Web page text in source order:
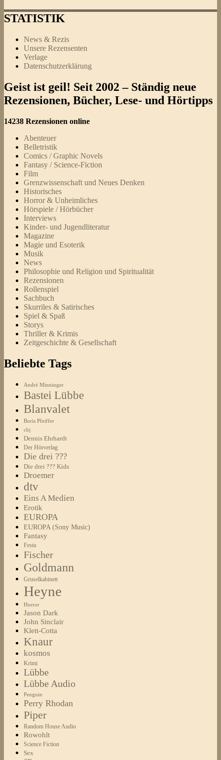
STATISTIK
News & Rezis
Unsere Rezensenten
Verlage
Datenschutzerklärung
Geist ist geil! Seit 2002 – Ständig neue
Rezensionen, Bücher, Lese- und Hörtipps
14238 Rezensionen online
Abenteuer
Belletristik
Comics / Graphic Novels
Fantasy / Science-Fiction
Film
Grenzwissenschaft und Neues Denken
Historisches
Horror & Unheimliches
Hörspiele / Hörbücher
Interviews
Kinder- und Jugendliteratur
Magazine
Magie und Esoterik
Musik
News
Philosophie und Religion und Spiritualität
Rezensionen
Rollenspiel
Sachbuch
Skurriles & Satirisches
Spiel & Spaß
Storys
Thriller & Krimis
Zeitgeschichte & Gesellschaft
Beliebte Tags
André Minninger
Bastei Lübbe
Blanvalet
Boris Pfeiffer
cbj
Dennis Ehrhardt
Der Hörverlag
Die drei ???
Die drei ??? Kids
Droemer
dtv
Eins A Medien
Erotik
EUROPA
EUROPA (Sony Music)
Fantasy
Festa
Fischer
Goldmann
Gruselkabinett
Heyne
Horror
Jason Dark
John Sinclair
Klett-Cotta
Knaur
kosmos
Krimi
Lübbe
Lübbe Audio
Penguin
Perry Rhodan
Piper
Random House Audio
Rowohlt
Science Fiction
Sex